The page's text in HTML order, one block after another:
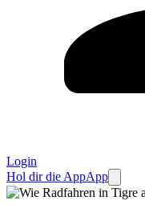
Login
Hol dir die AppApp